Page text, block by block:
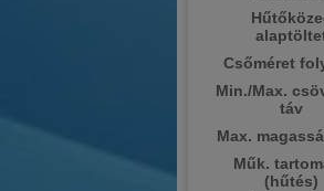
Csőméret
Min./Max.
táv
Max.
Műk.
(hűtés)